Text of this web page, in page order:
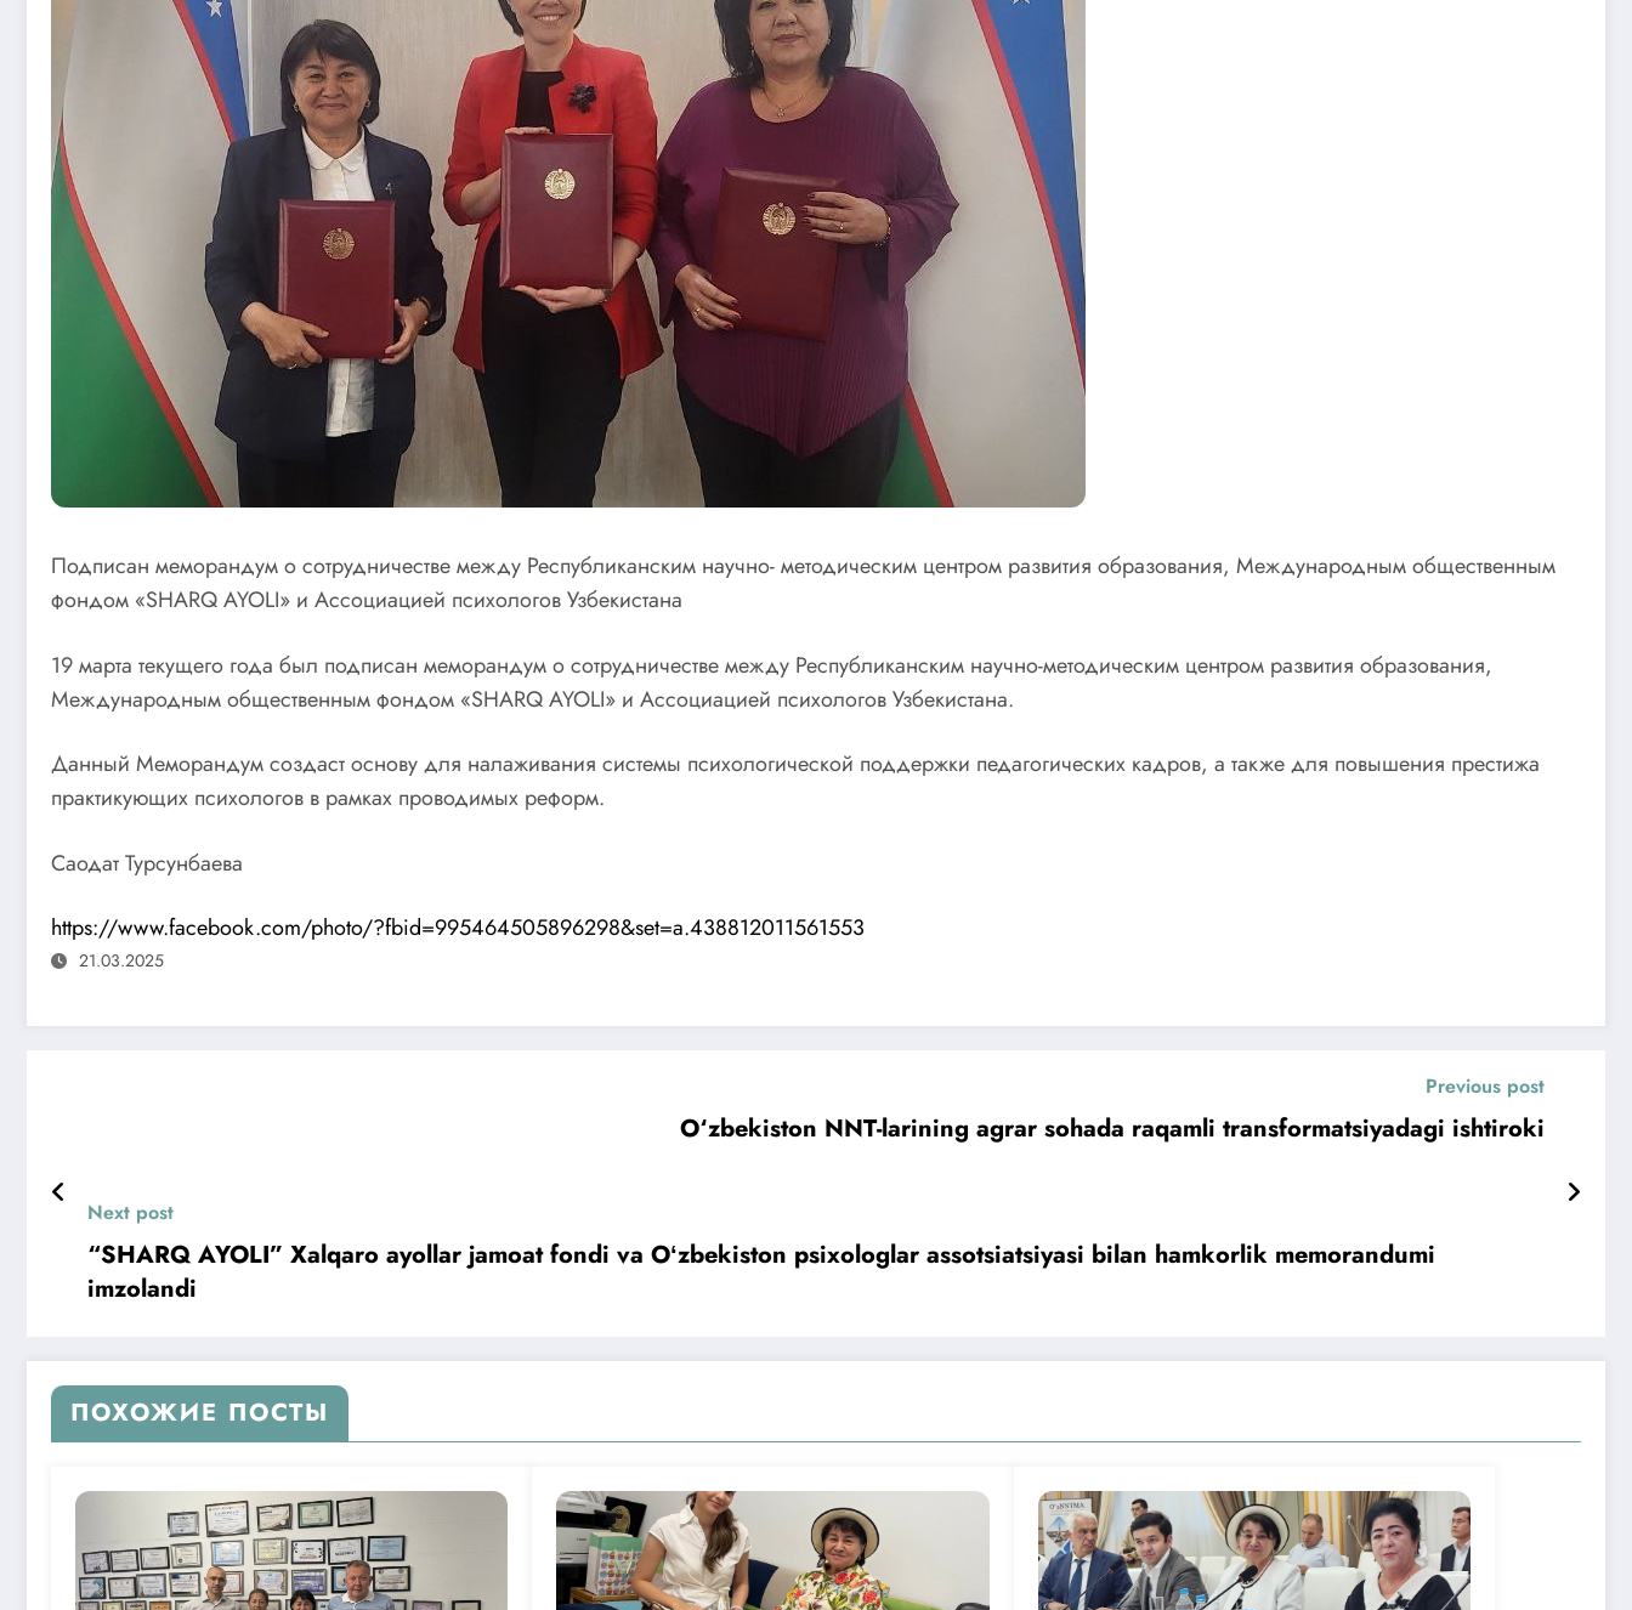
Подписан меморандум о сотрудничестве между Республиканским научно- методическим центром развития образования, Международным общественным
фондом «SHARQ AYOLI» и Ассоциацией психологов Узбекистана
19 марта текущего года был подписан меморандум о сотрудничестве между Республиканским научно-методическим центром развития образования,
Международным общественным фондом «SHARQ AYOLI» и Ассоциацией психологов Узбекистана.
Данный Меморандум создаст основу для налаживания системы психологической поддержки педагогических кадров, а также для повышения престижа
практикующих психологов в рамках проводимых реформ.
Саодат Турсунбаева
https://www.facebook.com/photo/?fbid=995464505896298&set=a.438812011561553
21.03.2025
Previous post
O‘zbekiston NNT-larining agrar sohada raqamli transformatsiyadagi ishtiroki
Next post
“SHARQ AYOLI” Xalqaro ayollar jamoat fondi va Oʻzbekiston psixologlar assotsiatsiyasi bilan hamkorlik memorandumi
imzolandi
ПОХОЖИЕ ПОСТЫ